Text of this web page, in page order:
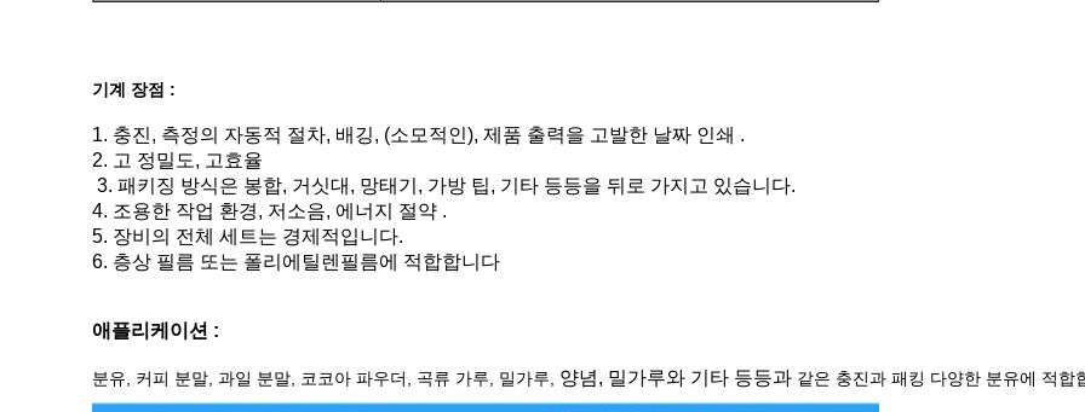
기계 장점 :
1. 충진, 측정의 자동적 절차, 배깅, (소모적인), 제품 출력을 고발한 날짜 인쇄 .
2. 고 정밀도, 고효율
3. 패키징 방식은 봉합, 거싯대, 망태기, 가방 팁, 기타 등등을 뒤로 가지고 있습니다.
4. 조용한 작업 환경, 저소음, 에너지 절약 .
5. 장비의 전체 세트는 경제적입니다.
6. 층상 필름 또는 폴리에틸렌필름에 적합합니다
애플리케이션 :
분유, 커피 분말, 과일 분말, 코코아 파우더, 곡류 가루, 밀가루, 양념, 밀가루와 기타 등등과 같은 충진과 패킹 다양한 분유에 적합